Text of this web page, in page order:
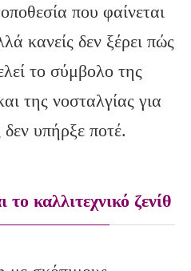
που φαίνεται
κανείς δεν ξέρει πώς
το σύμβολο της
της νοσταλγίας για
υπήρξε ποτέ.
καλλιτεχνικό ζενίθ